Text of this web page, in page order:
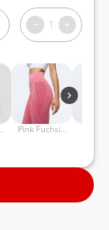
1
Pink Fuchsia